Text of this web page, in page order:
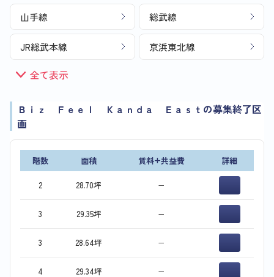
山手線 総武線
JR総武本線 京浜東北線
全て表示
Ｂｉｚ Ｆｅｅｌ Ｋａｎｄａ Ｅａｓｔの募集終了区
画
階数 面積 賃料+共益費 詳細
2 28.70坪 −
3 29.35坪 −
3 28.64坪 −
4 29.34坪 −